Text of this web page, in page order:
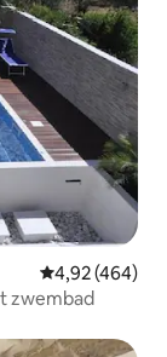
Gemiddelde
4,92 (464)
zwembad